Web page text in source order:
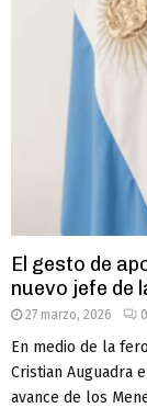
El gesto de
nuevo jefe de
27 marzo, 2026 0
En medio de la
Cristian Auguadra
avance de los